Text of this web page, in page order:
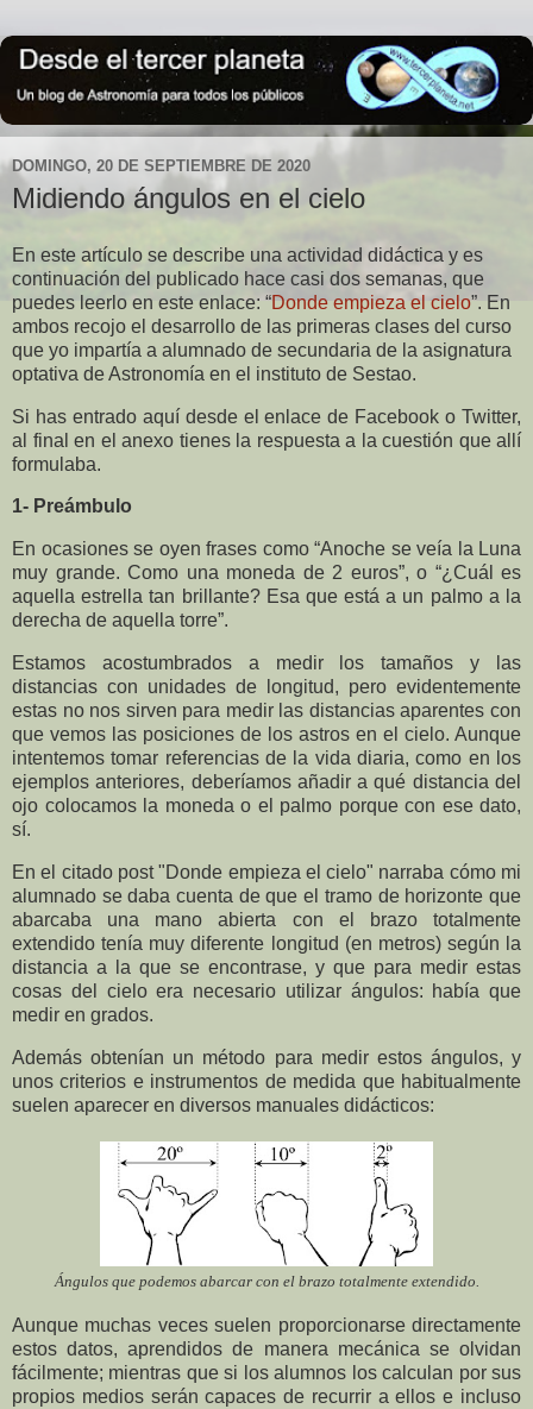
DOMINGO, 20 DE SEPTIEMBRE DE 2020
Midiendo ángulos en el cielo
En este artículo se describe una actividad didáctica y es
continuación del publicado hace casi dos semanas, que
puedes leerlo en este enlace: “Donde empieza el cielo”. En
ambos recojo el desarrollo de las primeras clases del curso
que yo impartía a alumnado de secundaria de la asignatura
optativa de Astronomía en el instituto de Sestao.
Si has entrado aquí desde el enlace de Facebook o Twitter,
al final en el anexo tienes la respuesta a la cuestión que allí
formulaba.
1- Preámbulo
En ocasiones se oyen frases como “Anoche se veía la Luna
muy grande. Como una moneda de 2 euros”, o “¿Cuál es
aquella estrella tan brillante? Esa que está a un palmo a la
derecha de aquella torre”.
Estamos acostumbrados a medir los tamaños y las
distancias con unidades de longitud, pero evidentemente
estas no nos sirven para medir las distancias aparentes con
que vemos las posiciones de los astros en el cielo. Aunque
intentemos tomar referencias de la vida diaria, como en los
ejemplos anteriores, deberíamos añadir a qué distancia del
ojo colocamos la moneda o el palmo porque con ese dato,
sí.
En el citado post "Donde empieza el cielo" narraba cómo mi
alumnado se daba cuenta de que el tramo de horizonte que
abarcaba una mano abierta con el brazo totalmente
extendido tenía muy diferente longitud (en metros) según la
distancia a la que se encontrase, y que para medir estas
cosas del cielo era necesario utilizar ángulos: había que
medir en grados.
Además obtenían un método para medir estos ángulos, y
unos criterios e instrumentos de medida que habitualmente
suelen aparecer en diversos manuales didácticos:
Ángulos que podemos abarcar con el brazo totalmente extendido.
Aunque muchas veces suelen proporcionarse directamente
estos datos, aprendidos de manera mecánica se olvidan
fácilmente; mientras que si los alumnos los calculan por sus
propios medios serán capaces de recurrir a ellos e incluso